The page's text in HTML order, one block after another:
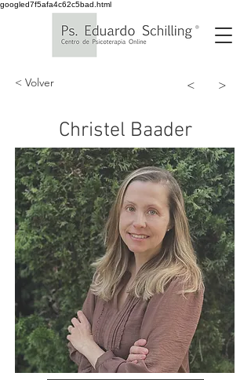
googled7f5afa4c62c5bad.html
< Volver < >
Christel Baader